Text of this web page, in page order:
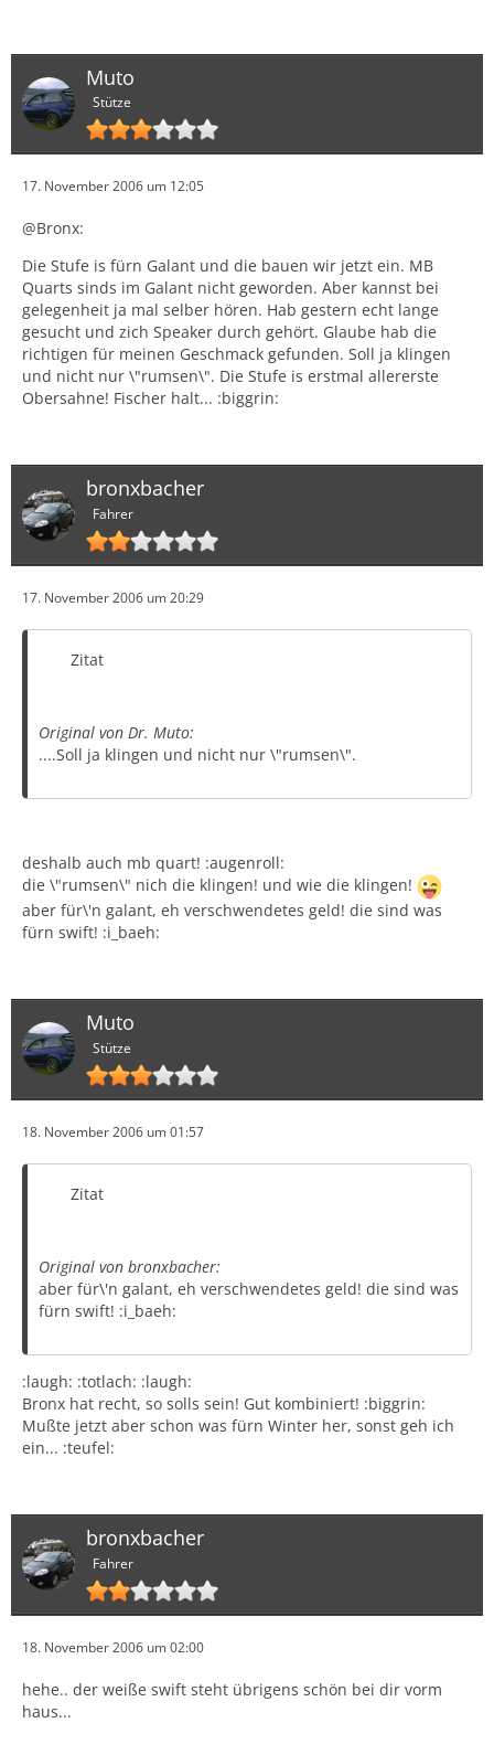
Muto
Stütze
17. November 2006 um 12:05
@Bronx:
Die Stufe is fürn Galant und die bauen wir jetzt ein. MB
Quarts sinds im Galant nicht geworden. Aber kannst bei
gelegenheit ja mal selber hören. Hab gestern echt lange
gesucht und zich Speaker durch gehört. Glaube hab die
richtigen für meinen Geschmack gefunden. Soll ja klingen
und nicht nur \"rumsen\". Die Stufe is erstmal allererste
Obersahne! Fischer halt... :biggrin:
bronxbacher
Fahrer
17. November 2006 um 20:29
Zitat
Original von Dr. Muto:
....Soll ja klingen und nicht nur \"rumsen\".
deshalb auch mb quart! :augenroll:
die \"rumsen\" nich die klingen! und wie die klingen!
aber für\'n galant, eh verschwendetes geld! die sind was
fürn swift! :i_baeh:
Muto
Stütze
18. November 2006 um 01:57
Zitat
Original von bronxbacher:
aber für\'n galant, eh verschwendetes geld! die sind was
fürn swift! :i_baeh:
:laugh: :totlach: :laugh:
Bronx hat recht, so solls sein! Gut kombiniert! :biggrin:
Mußte jetzt aber schon was fürn Winter her, sonst geh ich
ein... :teufel:
bronxbacher
Fahrer
18. November 2006 um 02:00
hehe.. der weiße swift steht übrigens schön bei dir vorm
haus...